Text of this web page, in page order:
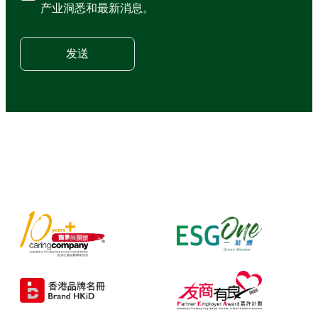
产业洞悉和最新消息。
发送